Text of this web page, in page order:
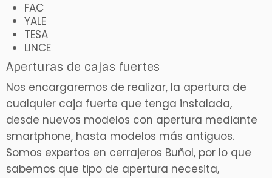
FAC
YALE
TESA
LINCE
Aperturas de cajas fuertes
Nos encargaremos de realizar, la apertura de
cualquier caja fuerte que tenga instalada,
desde nuevos modelos con apertura mediante
smartphone, hasta modelos más antiguos.
Somos expertos en cerrajeros Buñol, por lo que
sabemos que tipo de apertura necesita,